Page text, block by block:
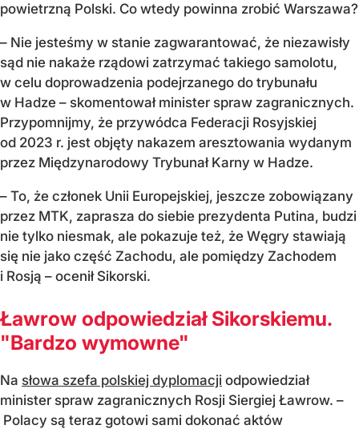
powietrzną Polski. Co wtedy powinna zrobić Warszawa?
– Nie jesteśmy w stanie zagwarantować, że niezawisły
sąd nie nakaże rządowi zatrzymać takiego samolotu,
w celu doprowadzenia podejrzanego do trybunału
w Hadze – skomentował minister spraw zagranicznych.
Przypomnijmy, że przywódca Federacji Rosyjskiej
od 2023 r. jest objęty nakazem aresztowania wydanym
przez Międzynarodowy Trybunał Karny w Hadze.
– To, że członek Unii Europejskiej, jeszcze zobowiązany
przez MTK, zaprasza do siebie prezydenta Putina, budzi
nie tylko niesmak, ale pokazuje też, że Węgry stawiają
się nie jako część Zachodu, ale pomiędzy Zachodem
i Rosją – ocenił Sikorski.
Ławrow odpowiedział Sikorskiemu.
"Bardzo wymowne"
Na słowa szefa polskiej dyplomacji odpowiedział
minister spraw zagranicznych Rosji Siergiej Ławrow. –
Polacy są teraz gotowi sami dokonać aktów